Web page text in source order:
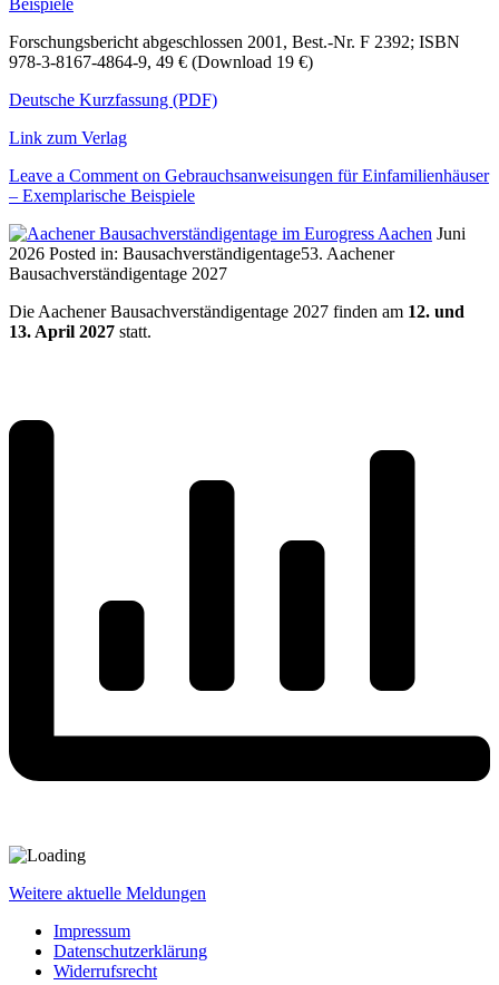
Forschungsbericht abgeschlossen 2001, Best.-Nr. F 2392; ISBN
978-3-8167-4864-9, 49 € (Download 19 €)
Deutsche Kurzfassung (PDF)
Link zum Verlag
Leave a Comment on Gebrauchsanweisungen für Einfamilienhäuser
– Exemplarische Beispiele
Juni
2026 Posted in: Bausachverständigentage53. Aachener
Bausachverständigentage 2027
Die Aachener Bausachverständigentage 2027 finden am 12. und
13. April 2027 statt.
Weitere aktuelle Meldungen
Impressum
Datenschutzerklärung
Widerrufsrecht